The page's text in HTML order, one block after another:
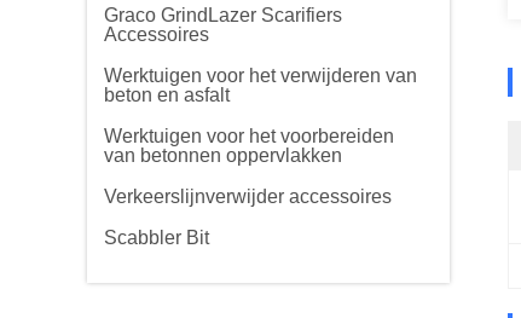
Graco GrindLazer Scarifiers
Accessoires
Werktuigen voor het verwijderen van
beton en asfalt
Werktuigen voor het voorbereiden
van betonnen oppervlakken
Verkeerslijnverwijder accessoires
Scabbler Bit